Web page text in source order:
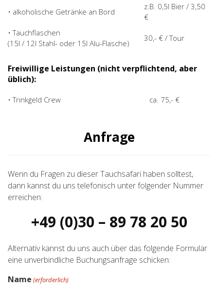
• alkoholische Getränke an Bord
z.B. 0,5l Bier / 3,50
€
• Tauchflaschen
(15l / 12l Stahl- oder 15l Alu-Flasche)
30,- € / Tour
Freiwillige Leistungen (nicht verpflichtend, aber
üblich):
• Trinkgeld Crew ca. 75,- €
Anfrage
Wenn du Fragen zu dieser Tauchsafari haben solltest,
dann kannst du uns telefonisch unter folgender Nummer
erreichen:
+49 (0)30 – 89 78 20 50
Alternativ kannst du uns auch über das folgende Formular
eine unverbindliche Buchungsanfrage schicken:
Name (erforderlich)